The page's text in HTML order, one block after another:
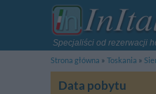
Specjaliści od rezerwacji
Strona główna
Toskania
Data pobytu